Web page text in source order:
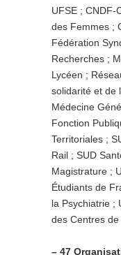
UFSE ; CNDF-
des Femmes ;
Fédération
Recherches ;
Lycéen ;
solidarité et de
Médecine
Fonction
Territoriales ;
Rail ; SUD
Magistrature ;
Étudiants de
la Psychiatrie ;
des Centres de
– 47